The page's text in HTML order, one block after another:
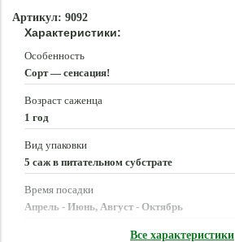
Артикул: 9092
Характеристики:
Особенность
Сорт — сенсация!
Возраст саженца
1 год
Вид упаковки
5 саж в питательном субстрате
Время посадки
Апрель - Июнь, Август - Октябрь
Все характеристики